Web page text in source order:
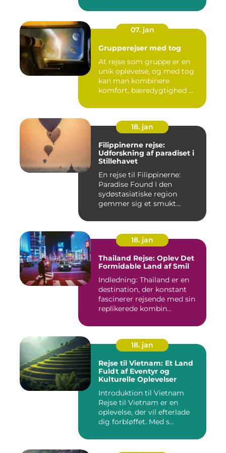
07. jan
Grupperejser med tog
At rejse som gruppe er en
unik oplevelse, og med tog
kan man kombinere
komfort, bæredygtighed ...
18. jan
Filippinerne rejse:
Udforskning af paradiset i
Stillehavet
En rejse til Filippinerne:
Paradise Found I den
sydøstasiatiske region
gemmer sig et smukt
18. jan
Thailand Rejse: Oplev Det
Formidable Land af Smil
Indledning: Thailand er en
destination, der konstant
fascinerer rejsende med sin
replikerede kombin...
18. jan
Rejse til Vietnam: Et Land
Fuldt af Eventyr og
Kulturelle Oplevelser
Introduktion til Vietnam
Rejse til Vietnam er en
oplevelse, der vil efterlade
dig forbløffet. Med s...